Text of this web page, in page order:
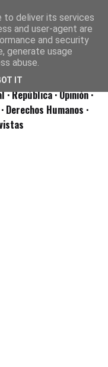
· República· Opinión·
Derechos Humanos ·
to deliver its services
and user-agent are
and security
generate usage
abuse.
IT